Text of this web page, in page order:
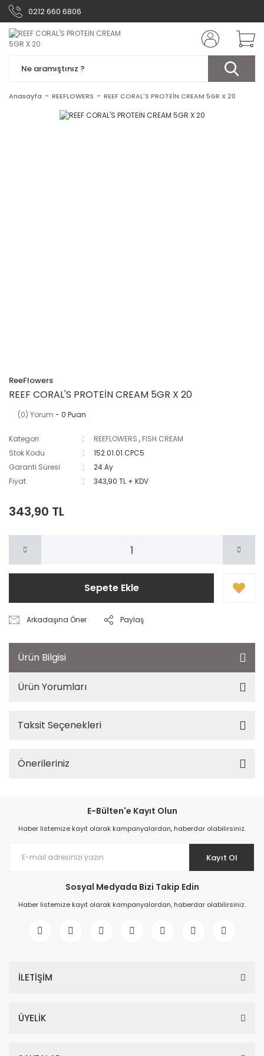
0212 660 6806
Anasayfa REEFLOWERS REEF CORAL'S PROTEİN CREAM 5GR X 20
ReeFlowers
REEF CORAL'S PROTEİN CREAM 5GR X 20
(0) Yorum - 0 Puan
Kategori REEFLOWERS , FISH CREAM
Stok Kodu
152.01.01.CPC5
Garanti Süresi
24 Ay
Fiyat
343,90 TL + KDV
343,90 TL
Sepete Ekle
Arkadaşına Öner Paylaş
Ürün Bilgisi
Ürün Yorumları
Taksit Seçenekleri
Önerileriniz
E-Bülten'e Kayıt Olun
Haber listemize kayıt olarak kampanyalardan, haberdar olabilirsiniz.
Kayıt Ol
Sosyal Medyada Bizi Takip Edin
Haber listemize kayıt olarak kampanyalardan, haberdar olabilirsiniz.
İLETİŞİM
ÜYELİK